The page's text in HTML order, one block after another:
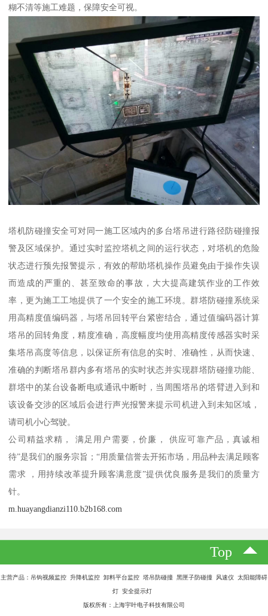
糊不清等施工难题，保障安全可视。
塔机防碰撞安全可对同一施工区域内的多台塔吊进行路径防碰撞报
警及区域保护。通过实时监控塔机之间的运行状态，对塔机的危险
状态进行预先报警提示，有效的帮助塔机操作员避免由于操作失误
而造成的严重的、甚至致命的事故，大大提高建筑作业的工作效
率，更为施工工地提供了一个安全的施工环境。群塔防碰撞系统采
用高精度值编码器，与塔吊回转平台紧密结合，通过值编码器计算
塔吊的回转角度，精度准确，高度幅度均使用高精度传感器实时采
集塔吊高度等信息，以保证所有信息的实时、准确性，从而快速、
准确的判断塔吊群内多有塔吊的实时状态并实现群塔防碰撞功能、
群塔中的某台设备断电或通讯中断时，当周围塔吊的塔臂进入到和
该设备交涉的区域后会进行声光报警来提示司机进入到未知区域，
请司机小心驾驶。
公司精益求精， 满足用户需要，价廉， 供应可靠产品，真诚相
待”是我们的服务宗旨；“用质量信誉去开拓市场，用品种去满足顾客
需求 ，用持续改革提升顾客满意度”提供优良服务是我们的质量方
针。
m.huayangdianzi110.b2b168.com
Top
主营产品：吊钩视频监控 升降机监控 卸料平台监控 塔吊防碰撞 黑匣子防碰撞 风速仪 太阳能障碍
灯 安全提示灯
版权所有：上海宇叶电子科技有限公司